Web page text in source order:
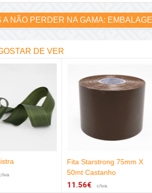
A NÃO PERDER NA GAMA:
DE VER
Fita Starstrong 75mm X
50mt Castanho
11.56€ c/iva